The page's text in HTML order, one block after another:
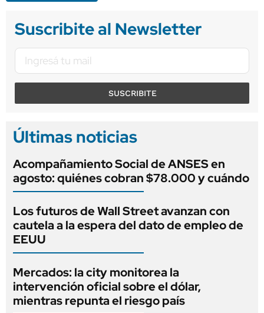
Suscribite al Newsletter
SUSCRIBITE
Últimas noticias
Acompañamiento Social de ANSES en
agosto: quiénes cobran $78.000 y cuándo
Los futuros de Wall Street avanzan con
cautela a la espera del dato de empleo de
EEUU
Mercados: la city monitorea la
intervención oficial sobre el dólar,
mientras repunta el riesgo país